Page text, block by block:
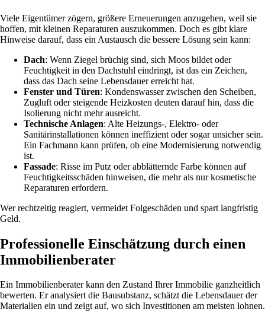
Viele Eigentümer zögern, größere Erneuerungen anzugehen, weil sie
hoffen, mit kleinen Reparaturen auszukommen. Doch es gibt klare
Hinweise darauf, dass ein Austausch die bessere Lösung sein kann:
Dach: Wenn Ziegel brüchig sind, sich Moos bildet oder
Feuchtigkeit in den Dachstuhl eindringt, ist das ein Zeichen,
dass das Dach seine Lebensdauer erreicht hat.
Fenster und Türen: Kondenswasser zwischen den Scheiben,
Zugluft oder steigende Heizkosten deuten darauf hin, dass die
Isolierung nicht mehr ausreicht.
Technische Anlagen: Alte Heizungs-, Elektro- oder
Sanitärinstallationen können ineffizient oder sogar unsicher sein.
Ein Fachmann kann prüfen, ob eine Modernisierung notwendig
ist.
Fassade: Risse im Putz oder abblätternde Farbe können auf
Feuchtigkeitsschäden hinweisen, die mehr als nur kosmetische
Reparaturen erfordern.
Wer rechtzeitig reagiert, vermeidet Folgeschäden und spart langfristig
Geld.
Professionelle Einschätzung durch einen
Immobilienberater
Ein Immobilienberater kann den Zustand Ihrer Immobilie ganzheitlich
bewerten. Er analysiert die Bausubstanz, schätzt die Lebensdauer der
Materialien ein und zeigt auf, wo sich Investitionen am meisten lohnen.